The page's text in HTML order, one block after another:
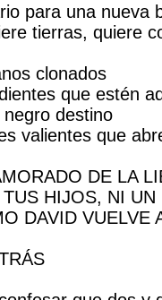
para una nueva
tierras, quiere
clonados
que estén
destino
valientes que
DE LA
HIJOS, NI UN
DAVID VUELVE